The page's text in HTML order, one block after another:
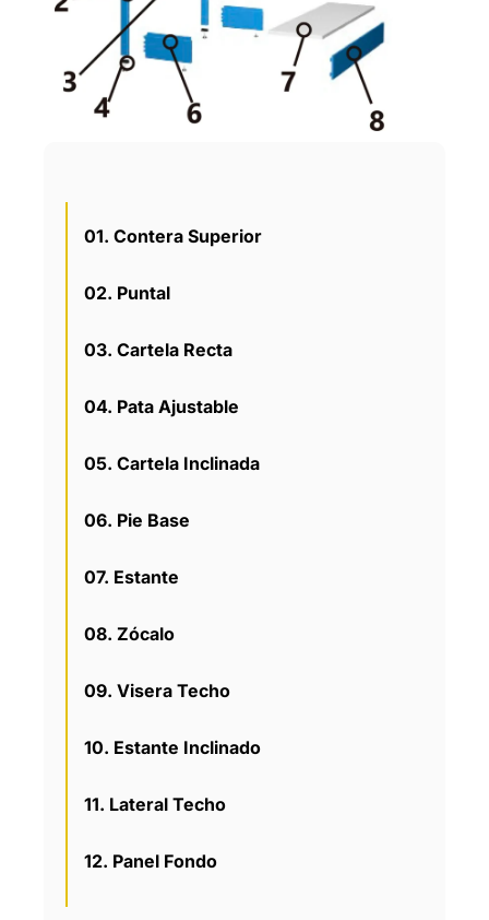
01. Contera Superior
02. Puntal
03. Cartela Recta
04. Pata Ajustable
05. Cartela Inclinada
06. Pie Base
07. Estante
08. Zócalo
09. Visera Techo
10. Estante Inclinado
11. Lateral Techo
12. Panel Fondo